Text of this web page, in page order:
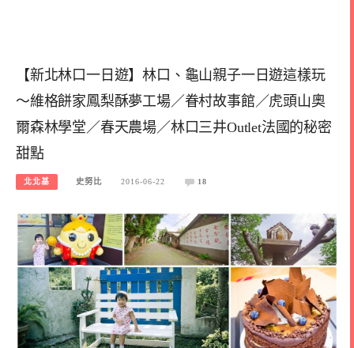
【新北林口一日遊】林口、龜山親子一日遊這樣玩
～維格餅家鳳梨酥夢工場／眷村故事館／虎頭山奧
爾森林學堂／春天農場／林口三井Outlet法國的秘密
甜點
北北基 史努比 2016-06-22 18